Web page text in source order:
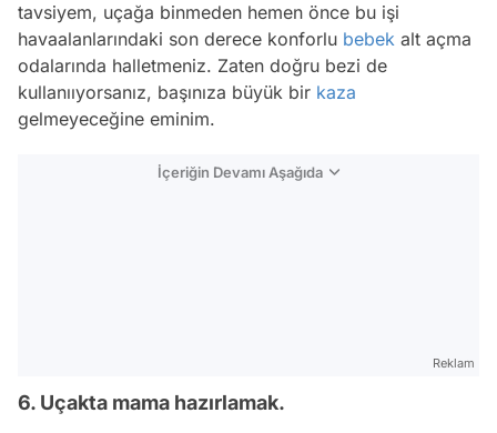
tavsiyem, uçağa binmeden hemen önce bu işi
havaalanlarındaki son derece konforlu bebek alt açma
odalarında halletmeniz. Zaten doğru bezi de
kullanııyorsanız, başınıza büyük bir kaza
gelmeyeceğine eminim.
İçeriğin Devamı Aşağıda
Reklam
6. Uçakta mama hazırlamak.